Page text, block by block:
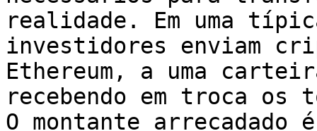
realidade. Em uma
investidores enviam
Ethereum, a uma
recebendo em troca os
O montante arrecadado